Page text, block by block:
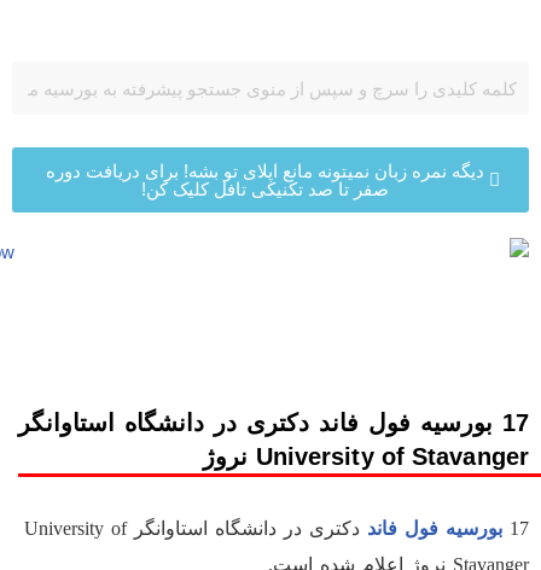
به
دیگه نمره زبان نمیتونه مانع اپلای تو بشه! برای دریافت دوره
صفر تا صد تکنیکی تافل کلیک کن!
17 بورسیه فول فاند دکتری در دانشگاه استاوانگر
University of Stavanger نروژ
17 بورسیه فول فاند
دکتری در دانشگاه استاوانگر University of
Stavanger نروژ اعلام شده است.